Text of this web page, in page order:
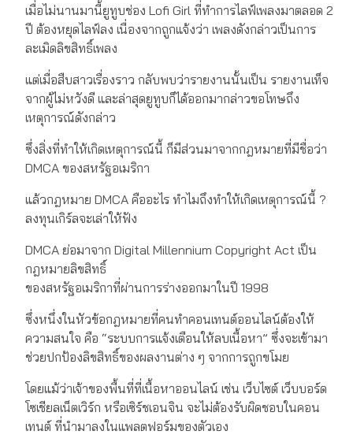
เมื่อไม่นานมานี้ยูทูบช่อง Lofi Girl ที่ทำการไลฟ์เพลงมาตลอด 2
ปี ต้องหยุดไลฟ์ลง เนื่องจากถูกแจ้งว่า เพลงดังกล่าวเป็นการ
ละเมิดลิขสิทธิ์เพลง
แต่เมื่อสืบสาวเรื่องราว กลับพบว่ารายงานนั้นเป็น รายงานเท็จ
จากผู้ไม่หวังดี และล่าสุดยูทูบก็ได้ออกมากล่าวขอโทษถึง
เหตุการณ์ดังกล่าว
ซึ่งสิ่งที่ทำให้เกิดเหตุการณ์นี้ ก็มีส่วนมาจากกฎหมายที่มีชื่อว่า
DMCA ของสหรัฐอเมริกา
แล้วกฎหมาย DMCA คืออะไร ทำไมถึงทำให้เกิดเหตุการณ์นี้ ?
ลงทุนเกิร์ลจะเล่าให้ฟัง
DMCA ย่อมาจาก Digital Millennium Copyright Act เป็น
กฎหมายลิขสิทธิ์
ของสหรัฐอเมริกาที่ผ่านการร่างออกมาในปี 1998
ซึ่งหนึ่งในหัวข้อกฎหมายที่คนทำคอนเทนต์ออนไลน์ต้องให้
ความสนใจ คือ “ระบบการแจ้งเตือนให้ลบเนื้อหา” ซึ่งจะเข้ามา
ช่วยปกป้องลิขสิทธิ์ของผลงานต่าง ๆ จากการถูกขโมย
โดยแม้ว่าเจ้าของพื้นที่ที่เนื้อหาออนไลน์ เช่น เว็บไซต์ เว็บบอร์ด
โซเชียลเน็ตเวิร์ก หรือเซิร์ชเอนจิน จะไม่ต้องรับผิดชอบในคอน
เทนต์ ที่นำมาลงในแพลตฟอร์มของตัวเอง